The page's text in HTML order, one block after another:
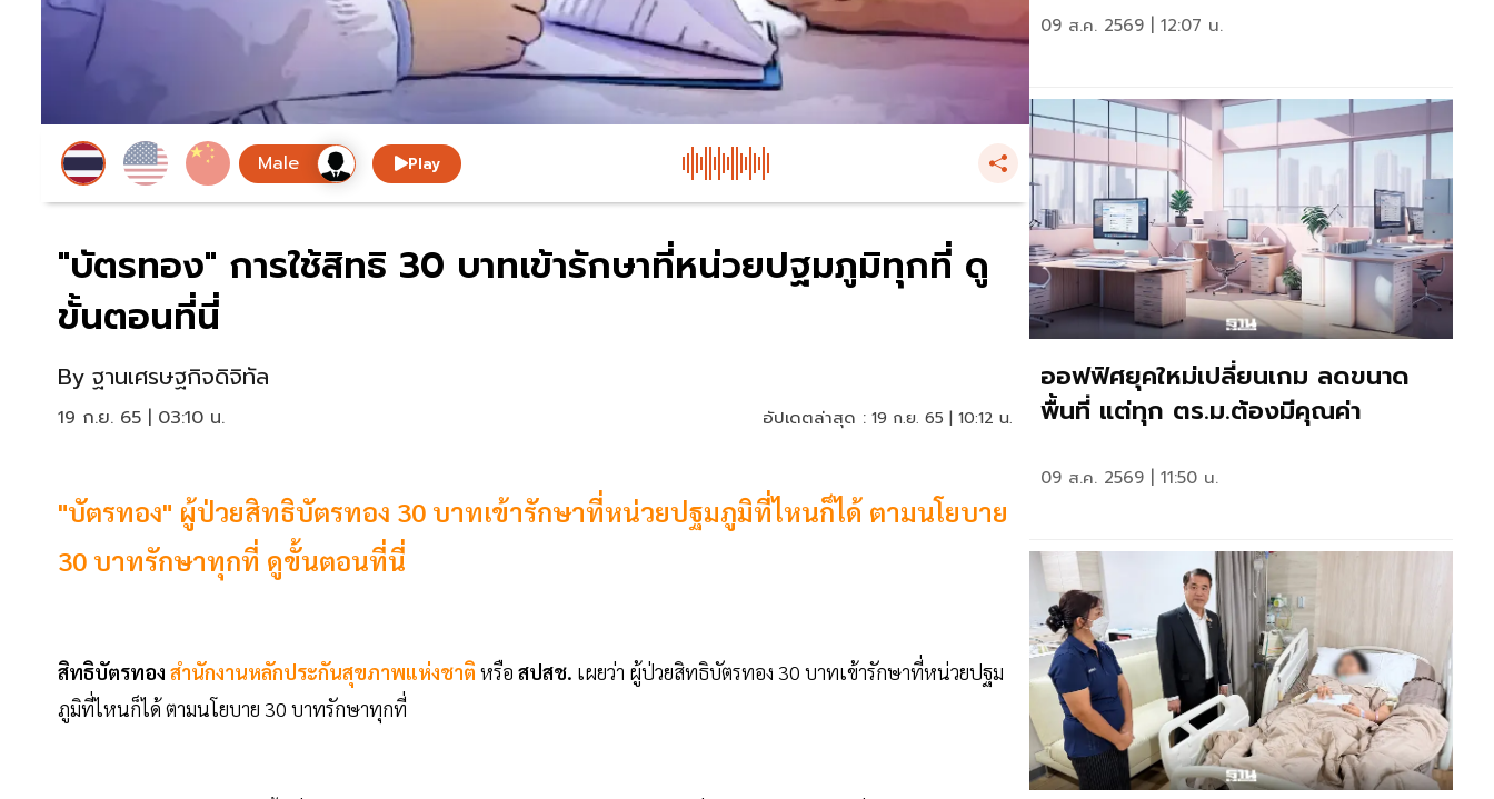
Play
"บัตรทอง" การใช้สิทธิ 30 บาทเข้ารักษาที่หน่วยปฐมภูมิทุกที่ ดู
ขั้นตอนที่นี่
By ฐานเศรษฐกิจดิจิทัล
19 ก.ย. 65 | 03:10 น. อัปเดตล่าสุด : 19 ก.ย. 65 | 10:12 น.
"บัตรทอง" ผู้ป่วยสิทธิบัตรทอง 30 บาทเข้ารักษาที่หน่วยปฐมภูมิที่ไหนก็ได้ ตามนโยบาย
30 บาทรักษาทุกที่ ดูขั้นตอนที่นี่
สิทธิบัตรทอง สำนักงานหลักประกันสุขภาพแห่งชาติ หรือ สปสช. เผยว่า ผู้ป่วยสิทธิบัตรทอง 30 บาทเข้ารักษาที่หน่วยปฐม
ภูมิที่ไหนก็ได้ ตามนโยบาย 30 บาทรักษาทุกที่
09 ส.ค. 2569 | 12:07 น.
ออฟฟิศยุคใหม่เปลี่ยนเกม ลดขนาด
พื้นที่ แต่ทุก ตร.ม.ต้องมีคุณค่า
09 ส.ค. 2569 | 11:50 น.